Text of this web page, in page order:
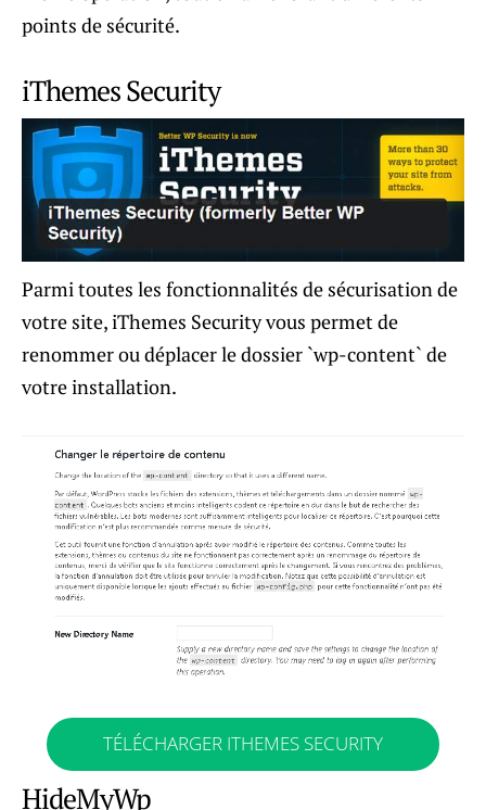
points de sécurité.
iThemes Security
Parmi toutes les fonctionnalités de sécurisation de
votre site, iThemes Security vous permet de
renommer ou déplacer le dossier `wp-content` de
votre installation.
TÉLÉCHARGER ITHEMES SECURITY
HideMyWp